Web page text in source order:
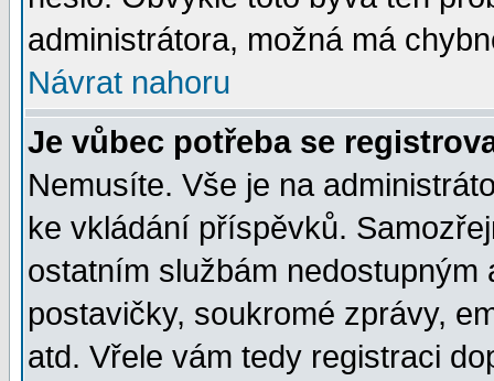
administrátora, možná má
Návrat nahoru
Je vůbec potřeba se
Nemusíte. Vše je na
ke vkládání příspěvků.
ostatním službám
postavičky, soukromé zprávy,
atd. Vřele vám tedy registraci